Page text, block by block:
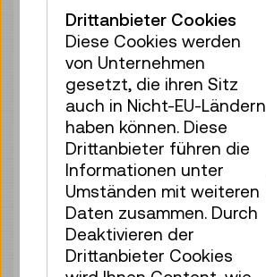
Sa 08.08. 12:00 –12:30
Führung / Aktion
Ausgebucht
Sa 08.08. 13:00– 13:30
Führung / Aktion
4 Plätze frei
€ 3,90
Sa 08.08. 13:30–14:00
Führung / Aktion
4 Plätze frei
Drittanbieter Cookies
Diese Cookies werden
von Unternehmen
gesetzt, die ihren Sitz
auch in Nicht-EU-Ländern
haben können. Diese
Drittanbieter führen die
Informationen unter
Umständen mit weiteren
Daten zusammen. Durch
Deaktivieren der
Drittanbieter Cookies